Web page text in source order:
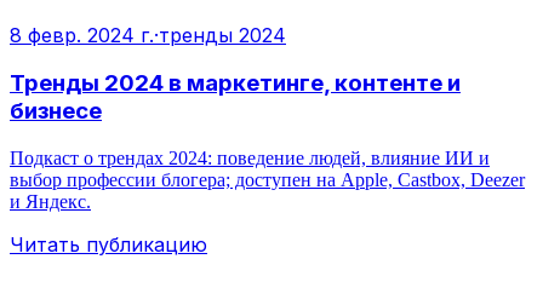
8 февр. 2024 г.·тренды 2024
Тренды 2024 в маркетинге, контенте и
бизнесе
Подкаст о трендах 2024: поведение людей, влияние ИИ и
выбор профессии блогера; доступен на Apple, Castbox, Deezer
и Яндекс.
Читать публикацию